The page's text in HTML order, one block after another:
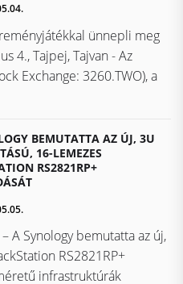
ünnepli meg
4., Tajpej, Tajvan - Az
Exchange: 3260.TWO), a
BEMUTATTA AZ ÚJ, 3U
16-LEMEZES
RS2821RP+
A Synology bemutatta az új,
RS2821RP+
infrastruktúrák